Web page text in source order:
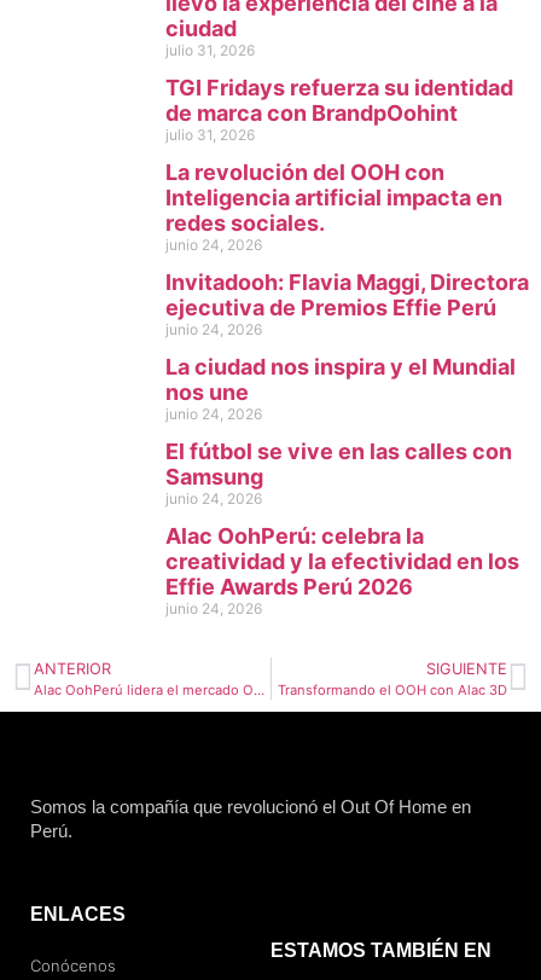
ciudad
julio 31, 2026
TGI Fridays refuerza su identidad
de marca con BrandpOohint
julio 31, 2026
La revolución del OOH con
Inteligencia artificial impacta en
redes sociales.
junio 24, 2026
Invitadooh: Flavia Maggi, Directora
ejecutiva de Premios Effie Perú
junio 24, 2026
La ciudad nos inspira y el Mundial
nos une
junio 24, 2026
El fútbol se vive en las calles con
Samsung
junio 24, 2026
Alac OohPerú: celebra la
creatividad y la efectividad en los
Effie Awards Perú 2026
junio 24, 2026
ANTERIOR
Alac OohPerú lidera el mercado OOH con la mayor cantidad de impactos
SIGUIENTE
Transformando el OOH con Alac 3D
Somos la compañía que revolucionó el Out Of Home en
Perú.
ENLACES
Conócenos
ESTAMOS TAMBIÉN EN